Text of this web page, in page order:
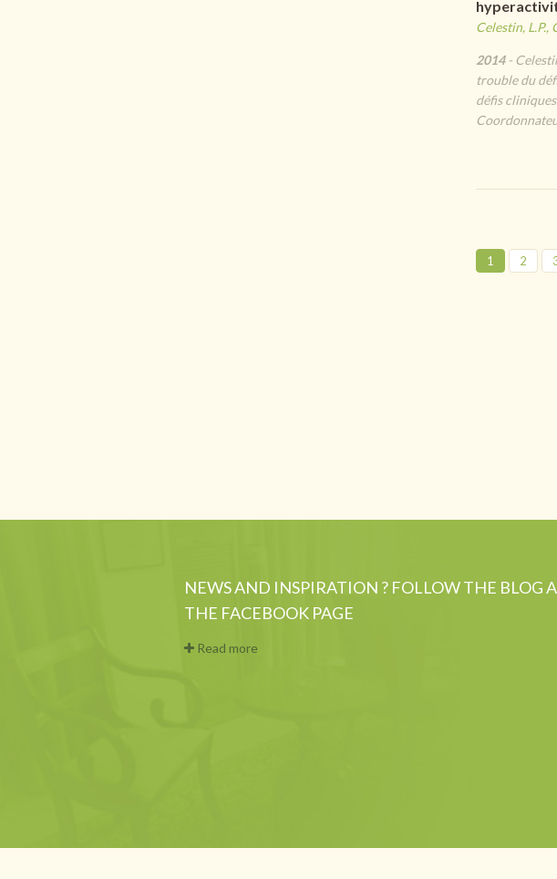
Celestin, L.P.,
2014-
trouble du
défis
1 2
NEWS AND INSPIRATION ? FOLLOW THE BLOG
THE FACEBOOK PAGE
Read more